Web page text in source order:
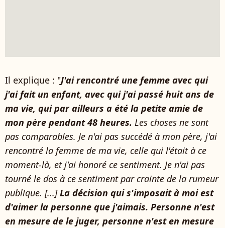
Il explique : "J'ai rencontré une femme avec qui
j'ai fait un enfant, avec qui j'ai passé huit ans de
ma vie, qui par ailleurs a été la petite amie de
mon père pendant 48 heures. Les choses ne sont
pas comparables. Je n'ai pas succédé à mon père, j'ai
rencontré la femme de ma vie, celle qui l'était à ce
moment-là, et j'ai honoré ce sentiment. Je n'ai pas
tourné le dos à ce sentiment par crainte de la rumeur
publique. [...]La décision qui s'imposait à moi est
d'aimer la personne que j'aimais. Personne n'est
en mesure de le juger, personne n'est en mesure